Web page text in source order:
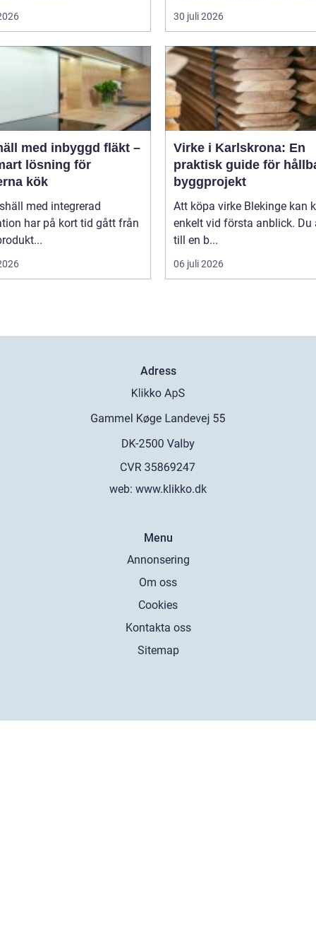
30 juli 2026
med inbyggd fläkt –
lösning för
kök
med integrerad
har på kort tid gått från
Virke i Karlskrona: En
praktisk guide för
byggprojekt
Att köpa virke Blekinge kan
enkelt vid första anblick. Du
till en b...
06 juli 2026
Adress
web: www.klikko.dk
Menu
Annonsering
Om oss
Cookies
Kontakta oss
Sitemap